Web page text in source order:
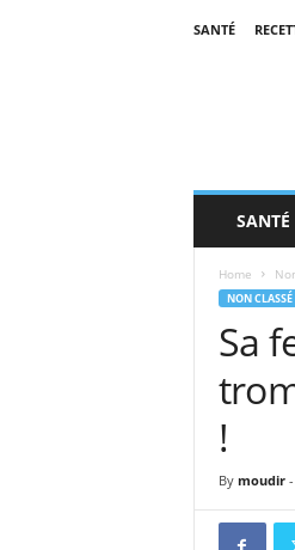
SANTÉ
SANTÉ
Home
NON CLASSÉ
Sa
!
By moudir-